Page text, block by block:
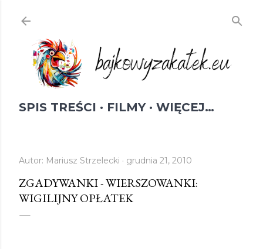
SPIS TREŚCI FILMY WIĘCEJ…
Autor: Mariusz Strzelecki grudnia 21, 2010
ZGADYWANKI - WIERSZOWANKI:
WIGILIJNY OPŁATEK